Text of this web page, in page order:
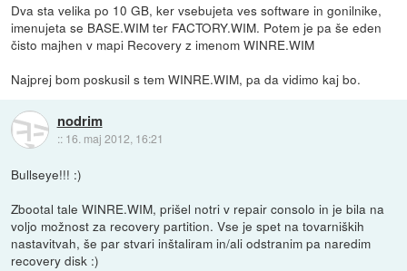
Dva sta velika po 10 GB, ker vsebujeta ves software in gonilnike,
imenujeta se BASE.WIM ter FACTORY.WIM. Potem je pa še eden
čisto majhen v mapi Recovery z imenom WINRE.WIM
Najprej bom poskusil s tem WINRE.WIM, pa da vidimo kaj bo.
nodrim
:: 16. maj 2012, 16:21
Bullseye!!! :)
Zbootal tale WINRE.WIM, prišel notri v repair consolo in je bila na
voljo možnost za recovery partition. Vse je spet na tovarniških
nastavitvah, še par stvari inštaliram in/ali odstranim pa naredim
recovery disk :)